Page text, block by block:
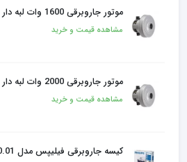
موتور جاروبرقی 1600 وات لبه دار
مشاهده قیمت و خرید
موتور جاروبرقی 2000 وات لبه دار
مشاهده قیمت و خرید
کیسه جاروبرقی فیلیپس مدل FC9170.01